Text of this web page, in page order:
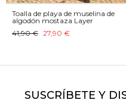
Toalla de playa de muselina de
algodón mostaza Layer
41,90 € 27,90 €
SUSCRÍBETE Y